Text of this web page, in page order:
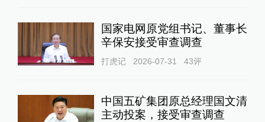
国家电网原党组书记、董事长
辛保安接受审查调查
打虎记 2026-07-31 43评
中国五矿集团原总经理国文清
主动投案，接受审查调查